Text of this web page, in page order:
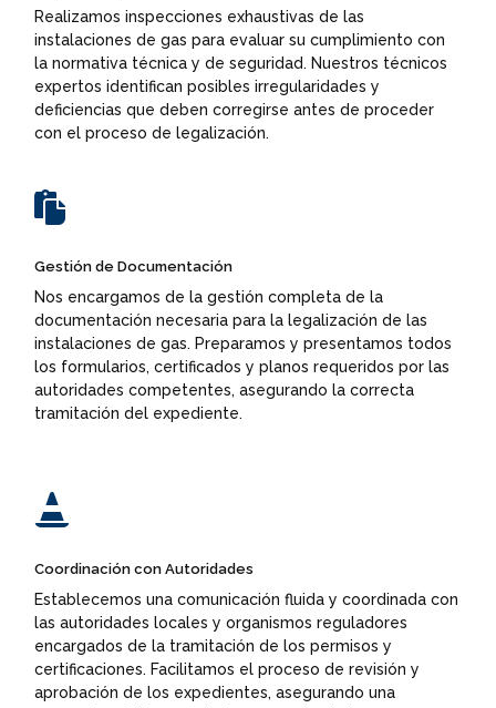
Realizamos inspecciones exhaustivas de las
instalaciones de gas para evaluar su cumplimiento con
la normativa técnica y de seguridad. Nuestros técnicos
expertos identifican posibles irregularidades y
deficiencias que deben corregirse antes de proceder
con el proceso de legalización.

Gestión de Documentación
Nos encargamos de la gestión completa de la
documentación necesaria para la legalización de las
instalaciones de gas. Preparamos y presentamos todos
los formularios, certificados y planos requeridos por las
autoridades competentes, asegurando la correcta
tramitación del expediente.

Coordinación con Autoridades
Establecemos una comunicación fluida y coordinada con
las autoridades locales y organismos reguladores
encargados de la tramitación de los permisos y
certificaciones. Facilitamos el proceso de revisión y
aprobación de los expedientes, asegurando una